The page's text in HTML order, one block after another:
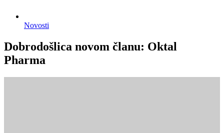
Novosti
Dobrodošlica novom članu: Oktal
Pharma